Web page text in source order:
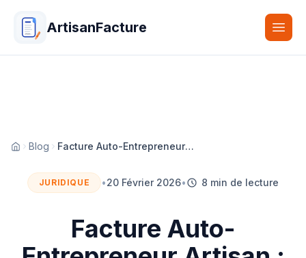
ArtisanFacture
Accueil
Blog Facture Auto-Entrepreneur Artisan : Guide Complet 2026
JURIDIQUE •20 Février 2026• 8 min de lecture
Facture Auto-